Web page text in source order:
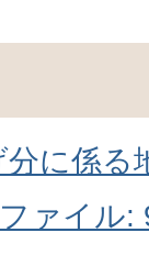
に係る
ァイル: